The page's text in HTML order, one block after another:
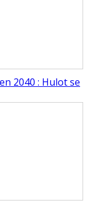
2040 : Hulot se